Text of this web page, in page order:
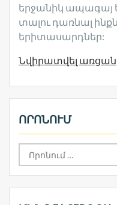
երջանիկ ապագայ
տալու դառնալ
երիտասարդներ:
Նվիրատվել
ՈՐՈՆՈՒՄ
Որոնել՝